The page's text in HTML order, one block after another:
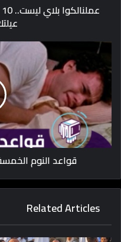
قواعد النوم
Related Articles